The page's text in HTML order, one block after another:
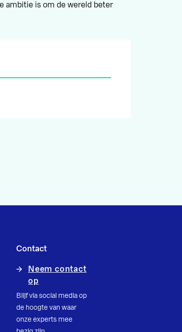
ambitie is om de wereld beter
Contact
Neem contact
op
Blijf via social media op
de hoogte van waar
onze experts mee